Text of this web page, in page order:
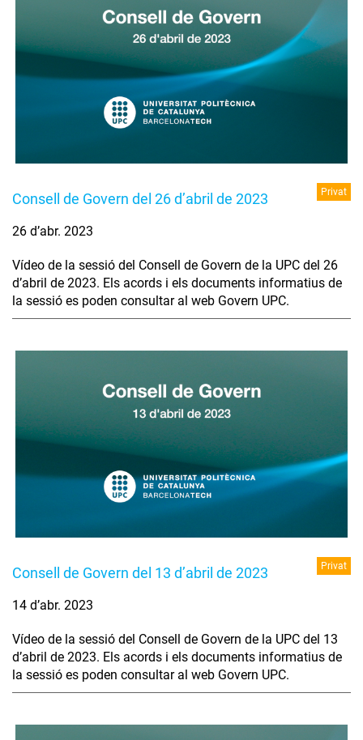
Consell de Govern del 26 d’abril de 2023 Privat
26 d’abr. 2023
Vídeo de la sessió del Consell de Govern de la UPC del 26
d’abril de 2023. Els acords i els documents informatius de
la sessió es poden consultar al web Govern UPC.
Consell de Govern del 13 d’abril de 2023 Privat
14 d’abr. 2023
Vídeo de la sessió del Consell de Govern de la UPC del 13
d’abril de 2023. Els acords i els documents informatius de
la sessió es poden consultar al web Govern UPC.